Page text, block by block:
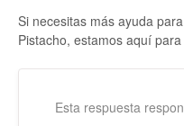
Si necesitas más ayuda
Pistacho, estamos aquí
Esta respuesta